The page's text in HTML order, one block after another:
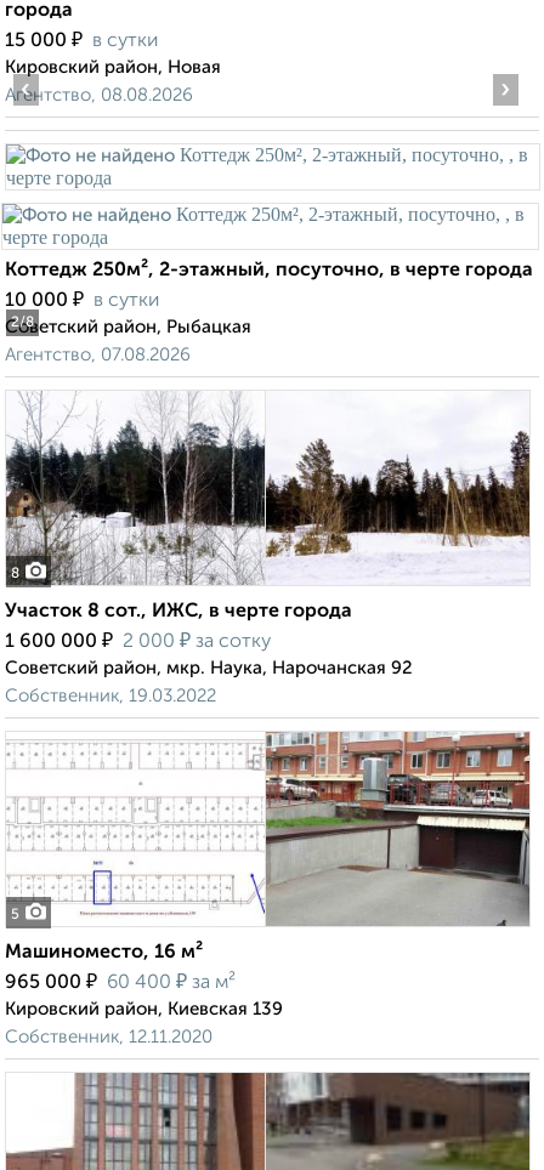
города
15 000 ₽ в сутки
Кировский район, Новая
Агентство, 08.08.2026
2/8
‹ ›
Коттедж 250м², 2-этажный, посуточно, в черте города
10 000 ₽ в сутки
Советский район, Рыбацкая
Агентство, 07.08.2026
8
Участок 8 сот., ИЖС, в черте города
1 600 000 ₽ 2 000 ₽ за сотку
Советский район, мкр. Наука, Нарочанская 92
Собственник, 19.03.2022
5
Машиноместо, 16 м²
965 000 ₽ 60 400 ₽ за м²
Кировский район, Киевская 139
Собственник, 12.11.2020